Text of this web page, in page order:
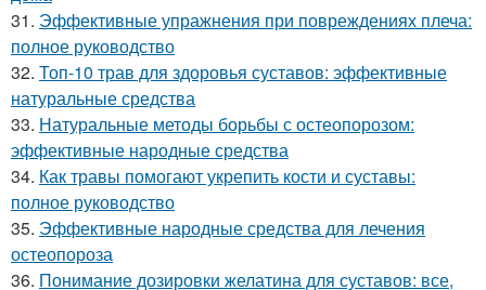
31. Эффективные упражнения при повреждениях плеча:
полное руководство
32. Топ-10 трав для здоровья суставов: эффективные
натуральные средства
33. Натуральные методы борьбы с остеопорозом:
эффективные народные средства
34. Как травы помогают укрепить кости и суставы:
полное руководство
35. Эффективные народные средства для лечения
остеопороза
36. Понимание дозировки желатина для суставов: все,